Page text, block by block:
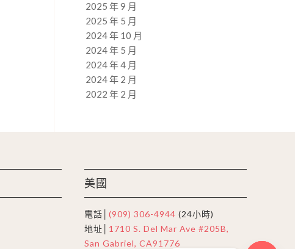
2025 年 9 月
2025 年 5 月
2024 年 10 月
2024 年 5 月
2024 年 4 月
2024 年 2 月
2022 年 2 月
美國
電話│ (909) 306-4944 (24小時)
地址│ 1710 S. Del Mar Ave #205B,
San Gabriel, CA91776